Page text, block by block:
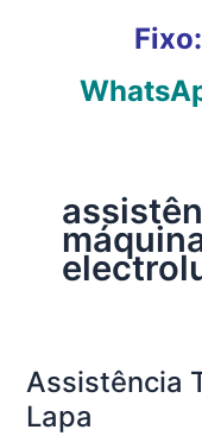
Fixo:
Assistência
Lapa